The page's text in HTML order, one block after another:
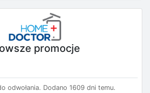
promocje
odwołania. Dodano 1609 dni temu.